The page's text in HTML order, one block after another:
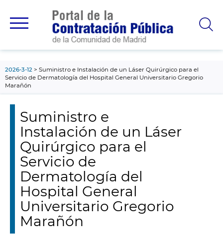
principal
2026-3-12
Suministro e Instalación de un Láser Quirúrgico para el
Servicio de Dermatología del Hospital General Universitario Gregorio
Marañón
Suministro e
Instalación de un Láser
Quirúrgico para el
Servicio de
Dermatología del
Hospital General
Universitario Gregorio
Marañón